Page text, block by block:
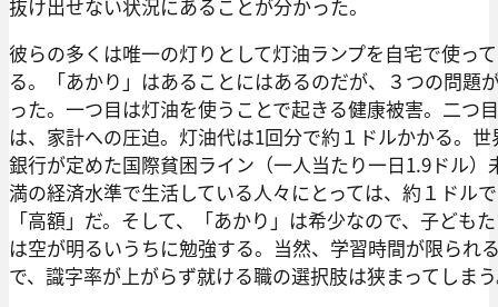
抜け出せない状況にあることが分かった。
彼らの多くは唯一の灯りとして灯油ランプを自宅で使っ
る。「あかり」はあることにはあるのだが、３つの問題
った。一つ目は灯油を使うことで起きる健康被害。二つ目
は、家計への圧迫。灯油代は1回分で約１ドルかかる。世
銀行が定めた国際貧困ライン（一人当たり一日1.9ドル）
満の経済水準で生活している人々にとっては、約１ドル
「高額」だ。そして、「あかり」は希少なので、子ども
は空が明るいうちに勉強する。当然、学習時間が限られ
で、識字率が上がらず就ける職の選択肢は狭まってしま